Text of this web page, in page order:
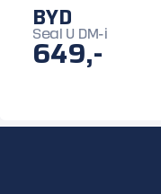
BYD
Seal U DM-i
649,-